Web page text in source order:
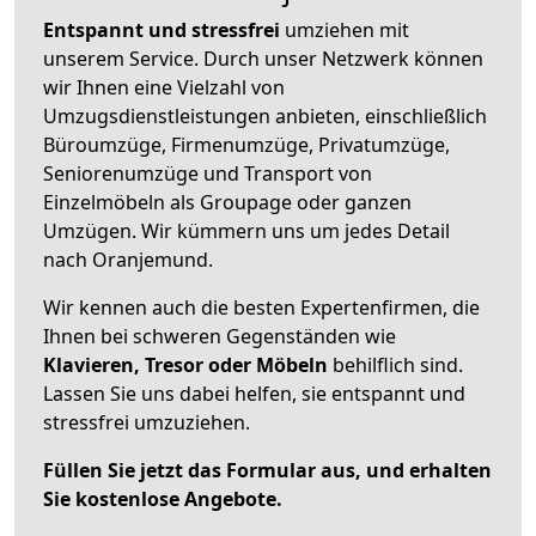
Entspannt und stressfrei umziehen mit
unserem Service. Durch unser Netzwerk können
wir Ihnen eine Vielzahl von
Umzugsdienstleistungen anbieten, einschließlich
Büroumzüge, Firmenumzüge, Privatumzüge,
Seniorenumzüge und Transport von
Einzelmöbeln als Groupage oder ganzen
Umzügen. Wir kümmern uns um jedes Detail
nach Oranjemund.
Wir kennen auch die besten Expertenfirmen, die
Ihnen bei schweren Gegenständen wie
Klavieren, Tresor oder Möbeln behilflich sind.
Lassen Sie uns dabei helfen, sie entspannt und
stressfrei umzuziehen.
Füllen Sie jetzt das Formular aus, und erhalten
Sie kostenlose Angebote.